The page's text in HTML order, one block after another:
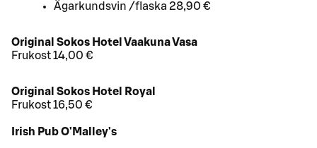
Ägarkundsvin /flaska 28,90 €
Original Sokos Hotel Vaakuna Vasa
Frukost 14,00 €
Original Sokos Hotel Royal
Frukost 16,50 €
Irish Pub O'Malley's